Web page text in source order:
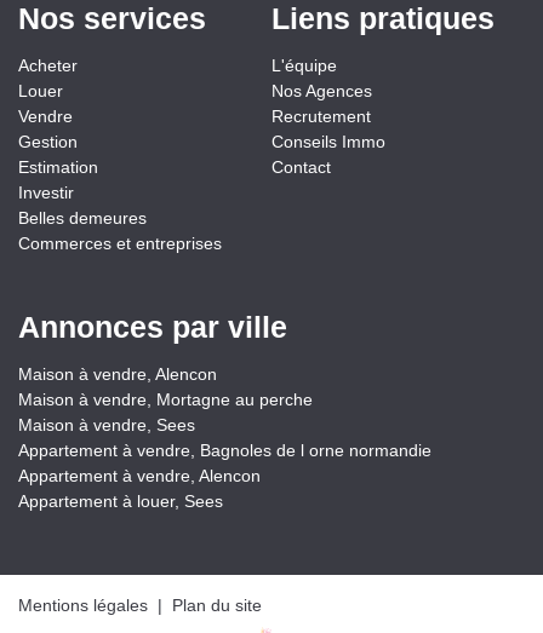
Nos services
Acheter
Louer
Vendre
Gestion
Estimation
Investir
Belles demeures
Commerces et entreprises
Liens pratiques
L'équipe
Nos Agences
Recrutement
Conseils Immo
Contact
Annonces par ville
Maison à vendre, Alencon
Maison à vendre, Mortagne au perche
Maison à vendre, Sees
Appartement à vendre, Bagnoles de l orne normandie
Appartement à vendre, Alencon
Appartement à louer, Sees
Mentions légales | Plan du site